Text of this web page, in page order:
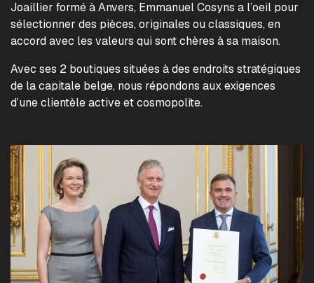
Joaillier formé à Anvers, Emmanuel Cosyns a l’oeil pour
sélectionner des pièces, originales ou classiques, en
accord avec les valeurs qui sont chères à sa maison.
Avec ses 2 boutiques situées à des endroits stratégiques
de la capitale belge, nous répondons aux exigences
d’une clientèle active et cosmopolite.